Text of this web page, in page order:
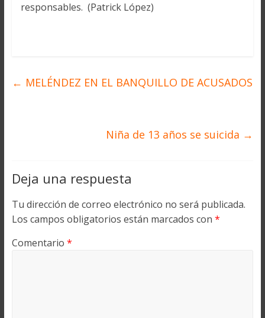
responsables. (Patrick López)
← MELÉNDEZ EN EL BANQUILLO DE ACUSADOS
Niña de 13 años se suicida →
Deja una respuesta
Tu dirección de correo electrónico no será publicada.
Los campos obligatorios están marcados con *
Comentario *